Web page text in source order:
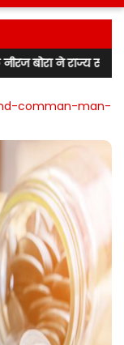
व रेल मंत्रालय
comman-man-